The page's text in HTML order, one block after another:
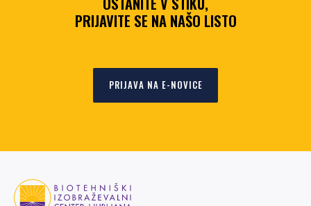
PRIJAVITE SE NA NAŠO LISTO
PRIJAVA NA E-NOVICE